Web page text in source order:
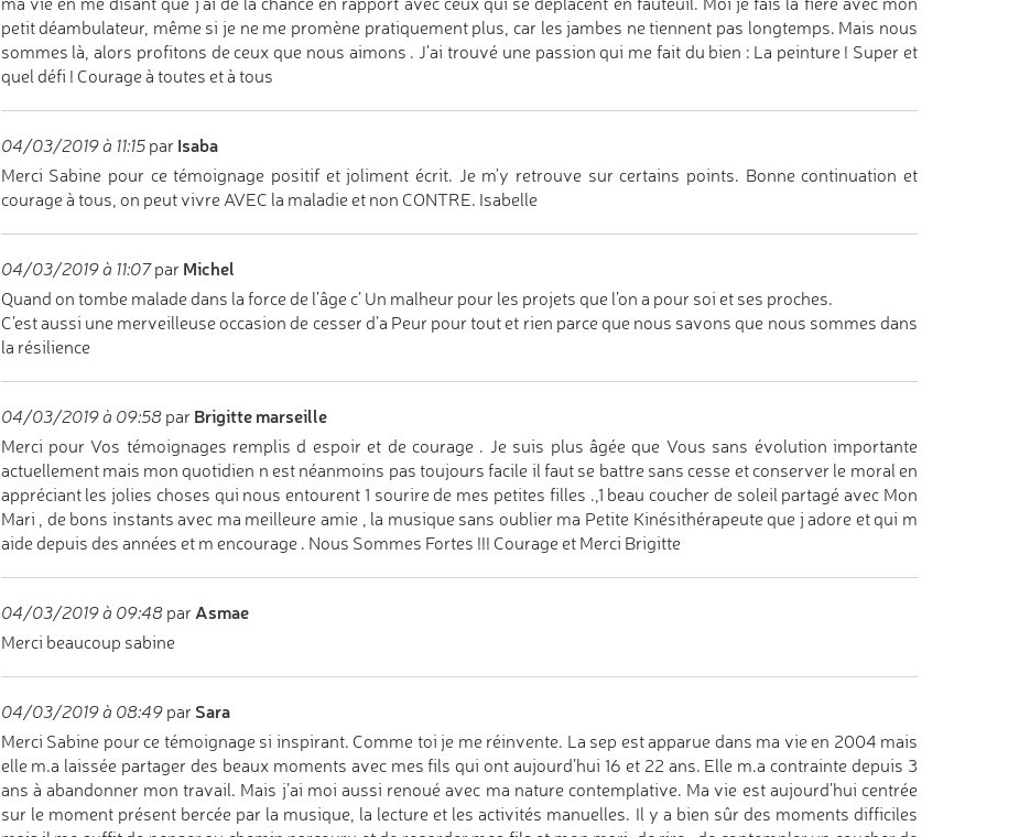
petit déambulateur, même si je ne me promène pratiquement plus, car les jambes ne tiennent pas longtemps. Mais nous
sommes là, alors profitons de ceux que nous aimons . J'ai trouvé une passion qui me fait du bien : La peinture ! Super et
quel défi ! Courage à toutes et à tous
04/03/2019 à 11:15par Isaba
Merci Sabine pour ce témoignage positif et joliment écrit. Je m'y retrouve sur certains points. Bonne continuation et
courage à tous, on peut vivre AVEC la maladie et non CONTRE. Isabelle
04/03/2019 à 11:07par Michel
Quand on tombe malade dans la force de l’âge c’ Un malheur pour les projets que l’on a pour soi et ses proches.
C’est aussi une merveilleuse occasion de cesser d’a Peur pour tout et rien parce que nous savons que nous sommes dans
la résilience
04/03/2019 à 09:58par Brigitte marseille
Merci pour Vos témoignages remplis d espoir et de courage . Je suis plus âgée que Vous sans évolution importante
actuellement mais mon quotidien n est néanmoins pas toujours facile il faut se battre sans cesse et conserver le moral en
appréciant les jolies choses qui nous entourent 1 sourire de mes petites filles .,1 beau coucher de soleil partagé avec Mon
Mari , de bons instants avec ma meilleure amie , la musique sans oublier ma Petite Kinésithérapeute que j adore et qui m
aide depuis des années et m encourage . Nous Sommes Fortes !!! Courage et Merci Brigitte
04/03/2019 à 09:48par Asmae
Merci beaucoup sabine
04/03/2019 à 08:49par Sara
Merci Sabine pour ce témoignage si inspirant. Comme toi je me réinvente. La sep est apparue dans ma vie en 2004 mais
elle m.a laissée partager des beaux moments avec mes fils qui ont aujourd’hui 16 et 22 ans. Elle m.a contrainte depuis 3
ans à abandonner mon travail. Mais j’ai moi aussi renoué avec ma nature contemplative. Ma vie est aujourd’hui centrée
sur le moment présent bercée par la musique, la lecture et les activités manuelles. Il y a bien sûr des moments difficiles